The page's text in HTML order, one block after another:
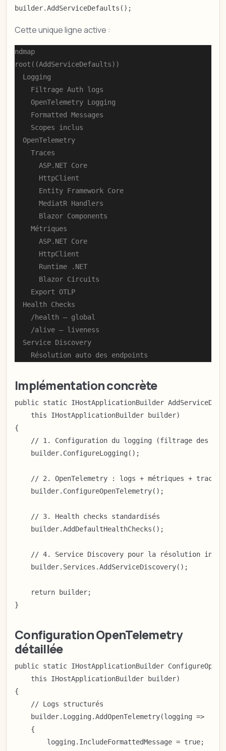
builder.AddServiceDefaults();
Cette unique ligne active :
mindmap
  root((AddServiceDefaults))
    Logging
      Filtrage Auth logs
      OpenTelemetry Logging
      Formatted Messages
      Scopes inclus
    OpenTelemetry
      Traces
        ASP.NET Core
        HttpClient
        Entity Framework Core
        MediatR Handlers
        Blazor Components
      Métriques
        ASP.NET Core
        HttpClient
        Runtime .NET
        Blazor Circuits
      Export OTLP
    Health Checks
      /health — global
      /alive — liveness
    Service Discovery
      Résolution auto des endpoints
Implémentation concrète
public static IHostApplicationBuilder
    this IHostApplicationBuilder builder)
{
// 1. Configuration du logging (filtrage des
    builder.ConfigureLogging();
    // 2. OpenTelemetry : logs + métriques + traces
    builder.ConfigureOpenTelemetry();
    // 3. Health checks standardisés
    builder.AddDefaultHealthChecks();
// 4. Service Discovery pour la résolution
    builder.Services.AddServiceDiscovery();
    return builder;
}
Configuration OpenTelemetry
détaillée
public static IHostApplicationBuilder
    this IHostApplicationBuilder builder)
{
    // Logs structurés
    builder.Logging.AddOpenTelemetry(logging =>
    {
        logging.IncludeFormattedMessage = true;